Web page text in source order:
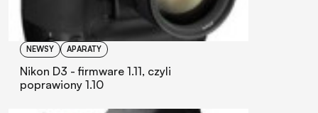
NEWSY APARATY
Nikon D3 - firmware 1.11, czyli
poprawiony 1.10